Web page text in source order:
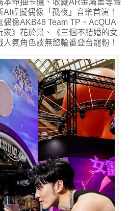
虛擬偶像「孤夜」音樂首演！
偶像AKB48 Team TP、AcQUA
》花於景、《三個不結婚的女
氣角色談無慾輪番登台寵粉！